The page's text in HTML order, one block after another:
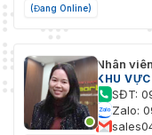
(Đang Online)
Nhân
KHU
SĐT:
Zalo: